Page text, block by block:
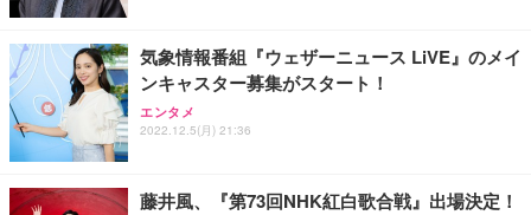
気象情報番組『ウェザーニュース LiVE』のメイ
ンキャスター募集がスタート！
エンタメ
2022.12.5(月) 21:36
藤井風、『第73回NHK紅白歌合戦』出場決定！